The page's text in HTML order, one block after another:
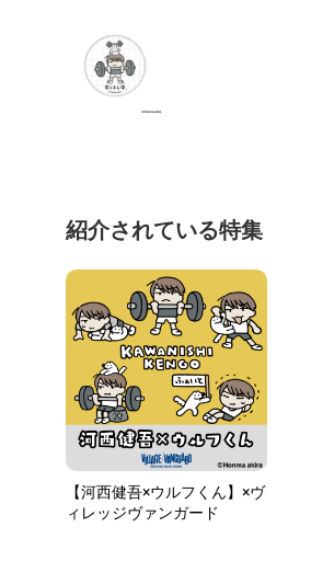
紹介されている特集
【河西健吾×ウルフくん】×ヴ
ィレッジヴァンガード